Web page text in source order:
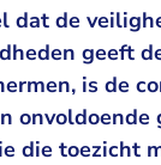
dat de
geeft
is de
onvoldoende
die toezicht